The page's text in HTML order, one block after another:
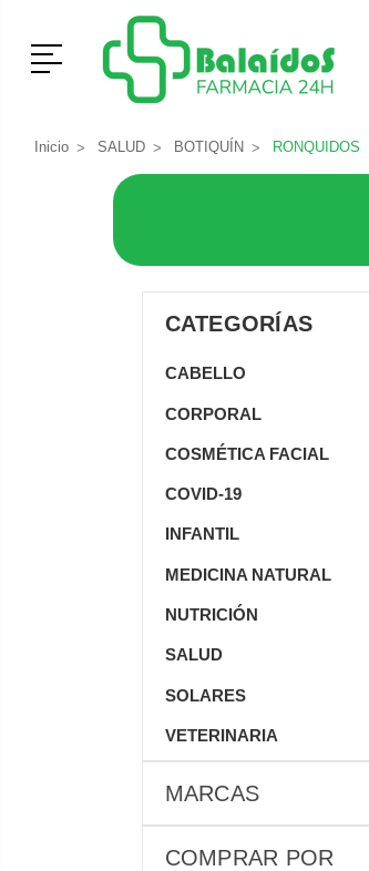
Menú
Inicio SALUD BOTIQUÍN RONQUIDOS
CATEGORÍAS
CABELLO
CORPORAL
COSMÉTICA FACIAL
COVID-19
INFANTIL
MEDICINA NATURAL
NUTRICIÓN
SALUD
SOLARES
VETERINARIA
MARCAS
COMPRAR POR